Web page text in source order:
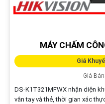
MÁY CHẤM
Giá
Giá
DS-K1T321MFWX nhận diện
vân tay và thẻ, thời gian xác